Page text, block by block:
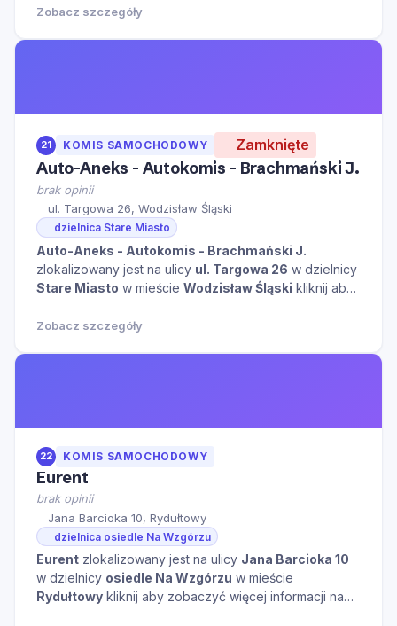
Zobacz szczegóły
21 KOMIS SAMOCHODOWY Zamknięte
Auto-Aneks - Autokomis - Brachmański J.
brak opinii
ul. Targowa 26, Wodzisław Śląski
dzielnica Stare Miasto
Auto-Aneks - Autokomis - Brachmański J.
zlokalizowany jest na ulicy ul. Targowa 26 w dzielnicy
Stare Miasto w mieście Wodzisław Śląski kliknij aby
Zobacz szczegóły
22 KOMIS SAMOCHODOWY
Eurent
brak opinii
Jana Barcioka 10, Rydułtowy
dzielnica osiedle Na Wzgórzu
Eurent zlokalizowany jest na ulicy Jana Barcioka 10
w dzielnicy osiedle Na Wzgórzu w mieście
Rydułtowy kliknij aby zobaczyć więcej informacji na